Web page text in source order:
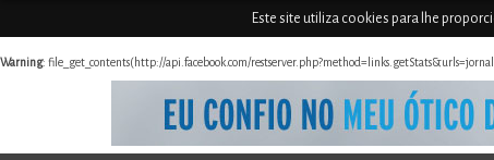
Este site utiliza cookies para lhe
Warning: file_get_contents(http://api.facebook.com/